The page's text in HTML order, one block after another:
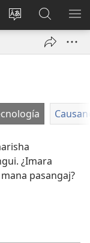
Shu
turcarina
Callarina
(abre
jw.org
Internetpi
mascana
¿Imara
pasangaj?